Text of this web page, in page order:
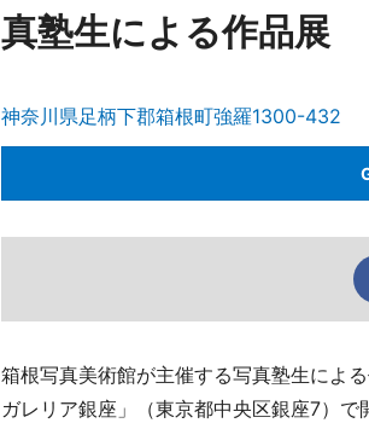
真塾生による作品展
神奈川県足柄下郡箱根町強羅1300-432
箱根写真美術館が主催する写真塾生によ
ガレリア銀座」（東京都中央区銀座7）で